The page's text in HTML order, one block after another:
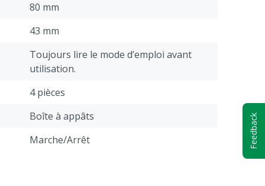
80 mm
43 mm
Toujours lire le mode d’emploi avant
utilisation.
4 pièces
Boîte à appâts
Marche/Arrêt
Feedback